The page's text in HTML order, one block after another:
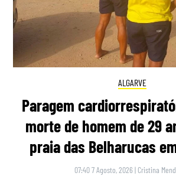
ALGARVE
Paragem
morte de homem de 29
praia das Belharucas
07:40 7 Agosto, 2026 | Cristina